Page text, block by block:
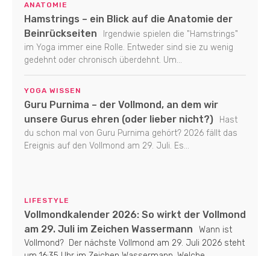
ANATOMIE
Hamstrings – ein Blick auf die Anatomie der
Beinrückseiten
Irgendwie spielen die "Hamstrings"
im Yoga immer eine Rolle. Entweder sind sie zu wenig
gedehnt oder chronisch überdehnt. Um...
YOGA WISSEN
Guru Purnima – der Vollmond, an dem wir
unsere Gurus ehren (oder lieber nicht?)
Hast
du schon mal von Guru Purnima gehört? 2026 fällt das
Ereignis auf den Vollmond am 29. Juli. Es...
LIFESTYLE
Vollmondkalender 2026: So wirkt der Vollmond
am 29. Juli im Zeichen Wassermann
Wann ist
Vollmond? Der nächste Vollmond am 29. Juli 2026 steht